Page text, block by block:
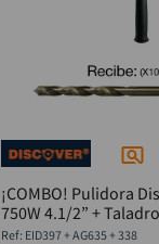
¡COMBO! Pulidora
750W 4.1/2” +
600W + Kit 10 de
: EID397 + AG635 + 338